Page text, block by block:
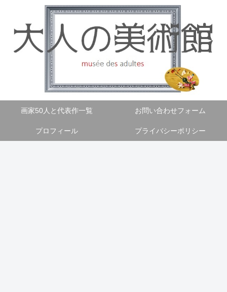
画家50人と代表作一覧 お問い合わせフォーム
プロフィール プライバシーポリシー